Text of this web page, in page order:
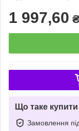
1 997,60
Що таке
Замовлення